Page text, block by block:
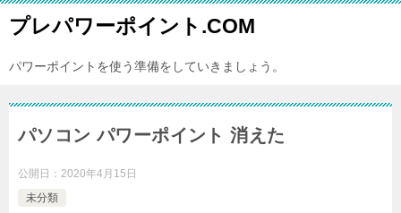
プレパワーポイント.COM
パワーポイントを使う準備をしていきましょう。
パソコン パワーポイント 消えた
公開日： 2020年4月15日
未分類